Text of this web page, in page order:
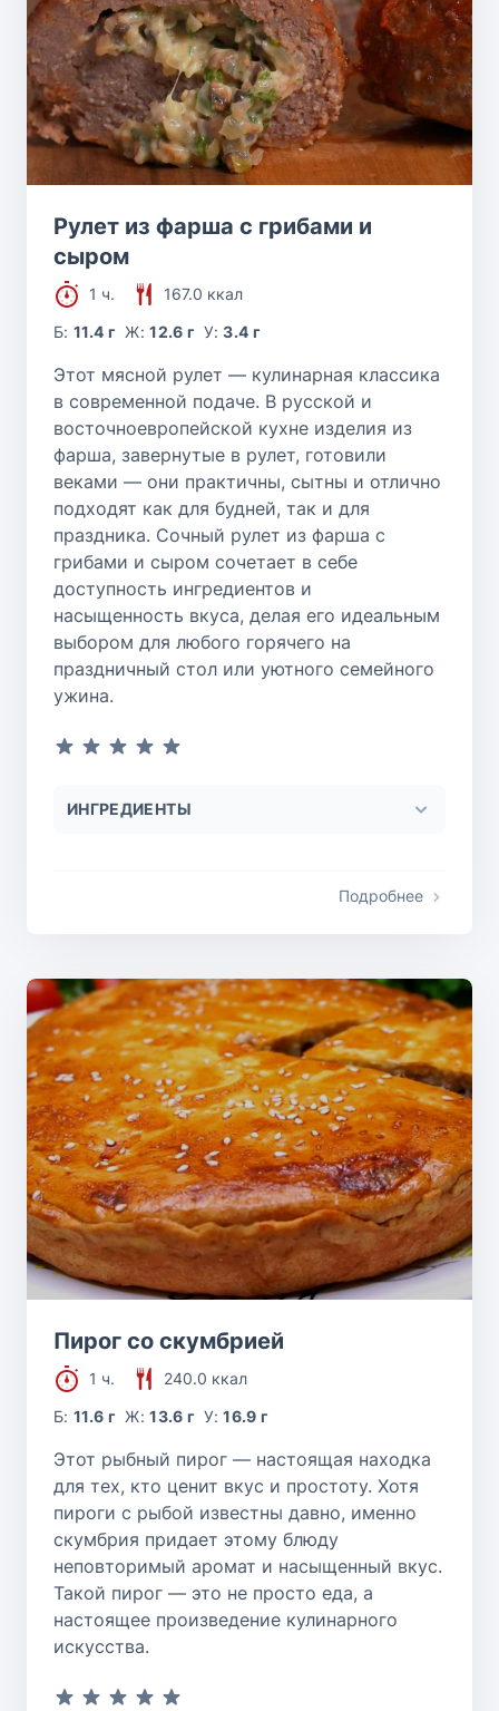
Рулет из фарша с грибами и
сыром
1 ч.
167.0 ккал
Б:11.4 г Ж:12.6 г У:3.4 г
Этот мясной рулет — кулинарная классика
в современной подаче. В русской и
восточноевропейской кухне изделия из
фарша, завернутые в рулет, готовили
веками — они практичны, сытны и отлично
подходят как для будней, так и для
праздника. Сочный рулет из фарша с
грибами и сыром сочетает в себе
доступность ингредиентов и
насыщенность вкуса, делая его идеальным
выбором для любого горячего на
праздничный стол или уютного семейного
ужина.
ИНГРЕДИЕНТЫ
Подробнее
Пирог со скумбрией
1 ч.
240.0 ккал
Б:11.6 г Ж:13.6 г У:16.9 г
Этот рыбный пирог — настоящая находка
для тех, кто ценит вкус и простоту. Хотя
пироги с рыбой известны давно, именно
скумбрия придает этому блюду
неповторимый аромат и насыщенный вкус.
Такой пирог — это не просто еда, а
настоящее произведение кулинарного
искусства.